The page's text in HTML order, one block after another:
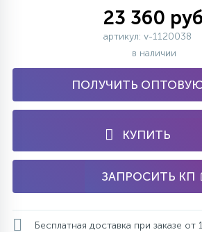
23 360
артикул: v-1120038
в наличии
ПОЛУЧИТЬ
КУПИТЬ
ЗАПРОСИТЬ КП
Бесплатная доставка при заказе